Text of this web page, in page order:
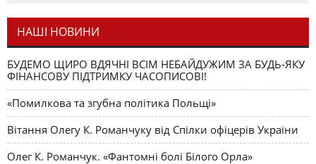
НАШІ НОВИНИ
БУДЕМО ЩИРО ВДЯЧНІ ВСІМ НЕБАЙДУЖИМ ЗА БУДЬ-ЯКУ
ФІНАНСОВУ ПІДТРИМКУ ЧАСОПИСОВІ!
«Помилкова та згубна політика Польщі»
Вітання Олегу К. Романчуку від Спілки офіцерів України
Олег К. Романчук. «Фантомні болі Білого Орла»